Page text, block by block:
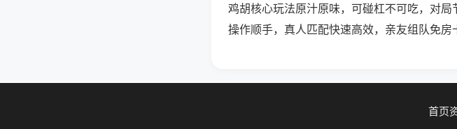
鸡胡核心玩法原汁原味，可碰杠不可吃，对局
操作顺手，真人匹配快速高效，亲友组队免房
首页